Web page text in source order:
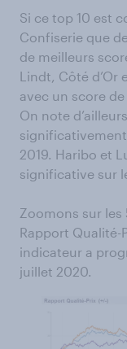
Si ce top 10 est
Confiserie que
de meilleurs
Lindt, Côté d’Or
avec un score
On note
2019. Haribo et
significative sur
Zoomons sur les
Rapport
indicateur a
juillet 2020.